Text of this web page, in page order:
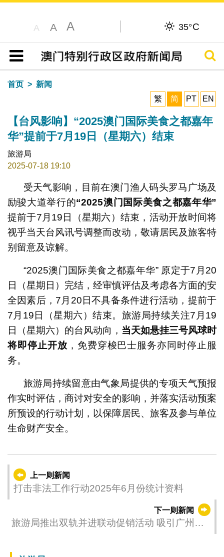
A A A 35°C
目录
搜寻
首页
新闻
繁
简 PT EN
【台风影响】“2025澳门国际美食之都嘉年
华”提前于7月19日（星期六）结束
旅游局
2025-07-18 19:10
受天气影响，目前在澳门渔人码头罗马广场及
励骏大道举行的“2025澳门国际美食之都嘉年华”
提前于7月19日（星期六）结束，活动开放时间将
视乎当天台风讯号调整而改动，敬请居民及旅客特
别留意及谅解。
“2025澳门国际美食之都嘉年华” 原定于7月20
日（星期日）完结，经审慎评估及考虑各方面的安
全因素后，7月20日不具备条件进行活动，提前于
7月19日（星期六）结束。旅游局持续关注7月19
日（星期六）的台风动向， 当天如悬挂三号风球时
将即停止开放 ，免费穿梭巴士服务亦同时停止服
务。
旅游局持续留意由气象局提供的专项天气预报
作实时评估，商讨对安全的影响，并落实活动预案
所预设的行动计划，以保障居民、旅客及参与单位
生命财产安全。
上一则新闻
打击非法工作行动2025年6月份统计资料
下一则新闻
旅游局推出双轨并进联动促销活动 吸引广州和